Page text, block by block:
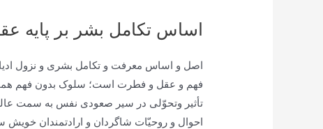
اساس تکامل بشر بر پایه
اصل و اساس معرفت و تكامل بشرى و نزول
فهم و عقل و فطرت است؛ سلوک بدون فهم
تأثير وتحوّلى در سير صعودى نفس به سمت
احوال و روحيّات شاگردان و ارادتمندان خويش